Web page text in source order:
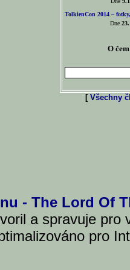
TolkienCon 2014 –
Dne
O
[ Všechny
- The Lord Of
a spravuje pro
pro